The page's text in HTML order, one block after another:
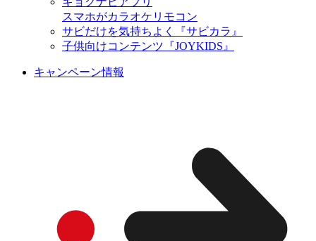
スマホがカラオケリモコン
サビだけを気持ちよく『サビカラ』
子供向けコンテンツ『JOYKIDS』
キャンペーン情報